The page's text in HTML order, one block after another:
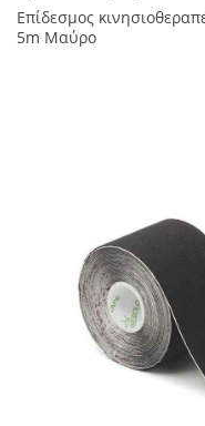
Επίδεσμος
5m Μαύρο